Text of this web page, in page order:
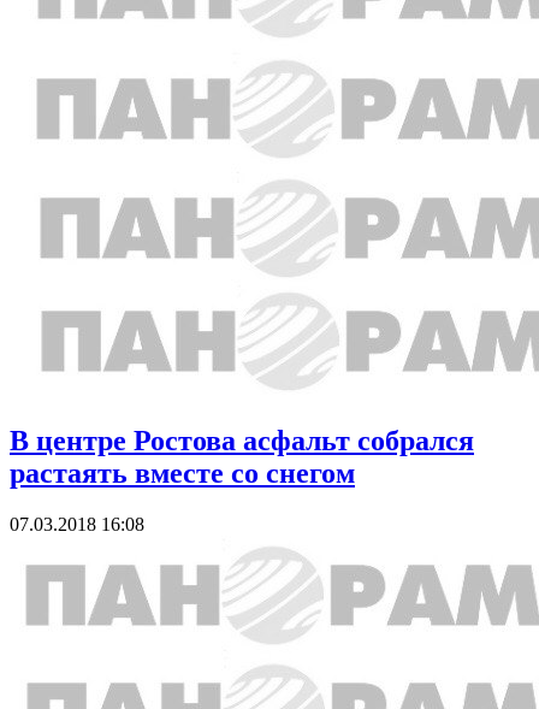
В центре Ростова асфальт собрался
растаять вместе со снегом
07.03.2018 16:08